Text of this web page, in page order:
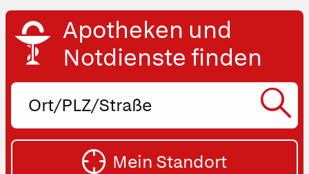
Apotheken und
Notdienste finden
Ort,
oder
Straße
Mein Standort